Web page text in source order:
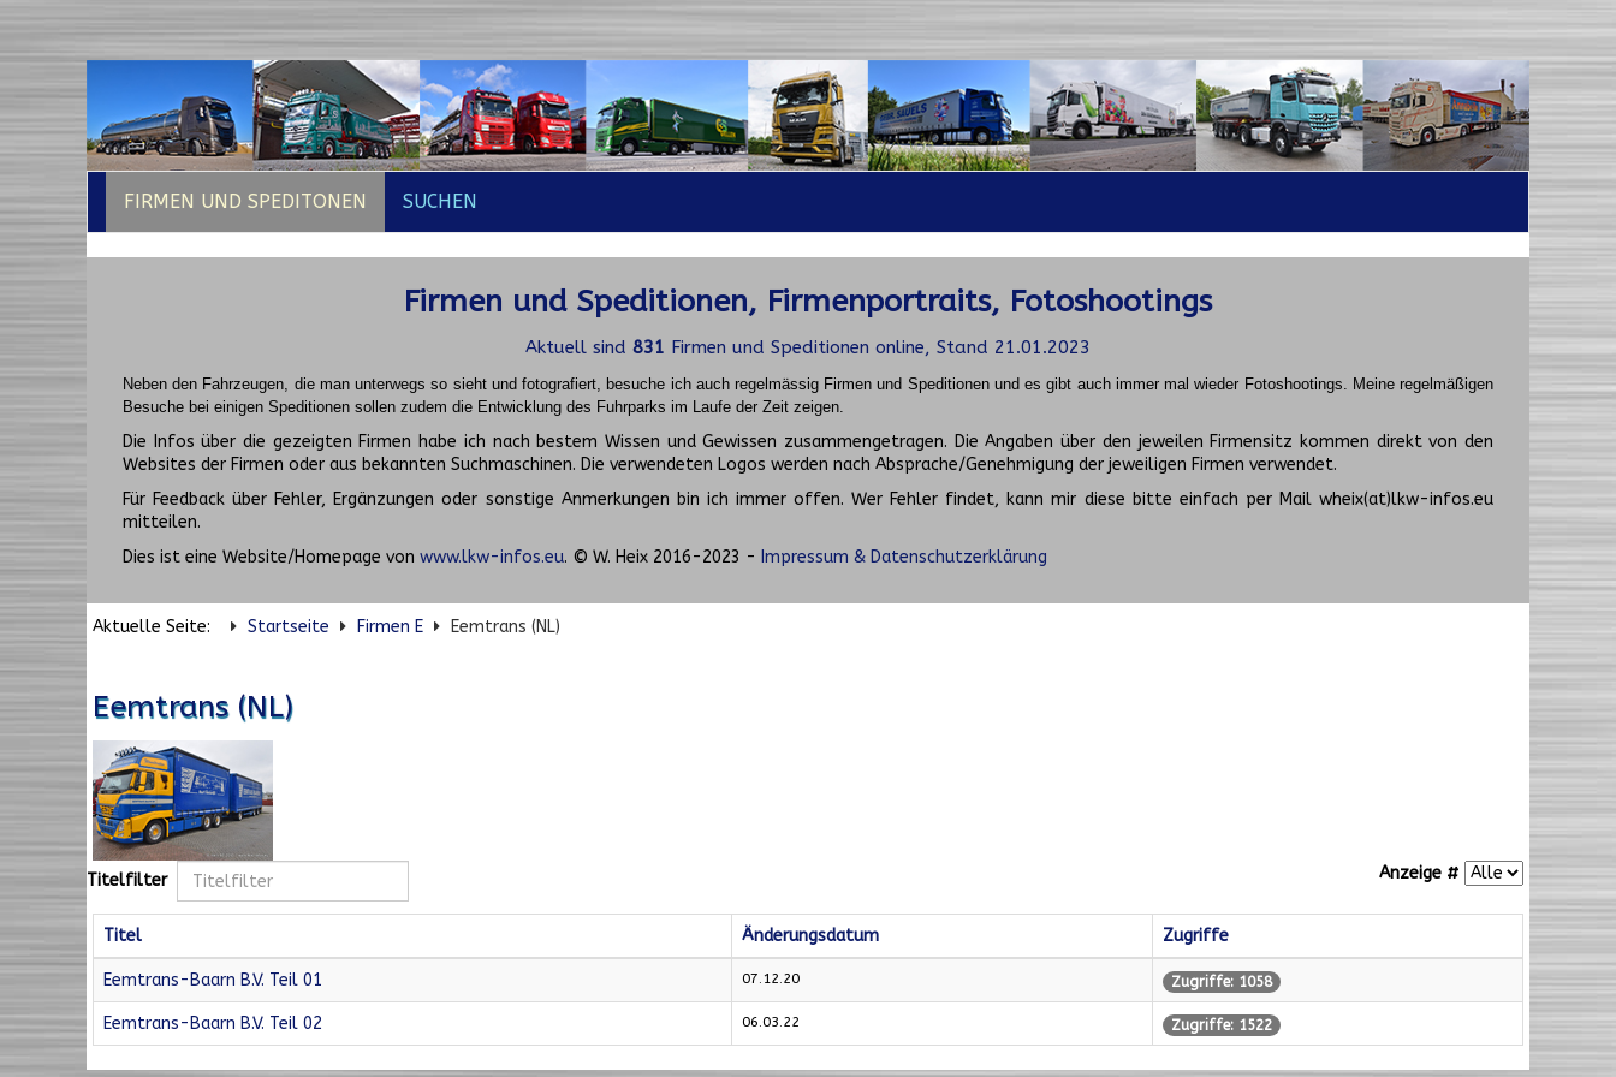
FIRMEN UND SPEDITONEN SUCHEN
Firmen und Speditionen, Firmenportraits, Fotoshootings
Aktuell sind 831 Firmen und Speditionen online, Stand 21.01.2023
Neben den Fahrzeugen, die man unterwegs so sieht und fotografiert, besuche ich auch regelmässig Firmen und Speditionen und es gibt auch immer mal wieder Fotoshootings. Meine regelmäßigen
Besuche bei einigen Speditionen sollen zudem die Entwicklung des Fuhrparks im Laufe der Zeit zeigen.
Die Infos über die gezeigten Firmen habe ich nach bestem Wissen und Gewissen zusammengetragen. Die Angaben über den jeweilen Firmensitz kommen direkt von den
Websites der Firmen oder aus bekannten Suchmaschinen. Die verwendeten Logos werden nach Absprache/Genehmigung der jeweiligen Firmen verwendet.
Für Feedback über Fehler, Ergänzungen oder sonstige Anmerkungen bin ich immer offen. Wer Fehler findet, kann mir diese bitte einfach per Mail wheix(at)lkw-infos.eu
mitteilen.
Dies ist eine Website/Homepage von www.lkw-infos.eu. © W. Heix 2016-2023 - Impressum & Datenschutzerklärung
Aktuelle Seite: Startseite Firmen E Eemtrans (NL)
Eemtrans (NL)
Titelfilter Anzeige #
Titel Änderungsdatum Zugriffe
Eemtrans-Baarn B.V. Teil 01 07.12.20 Zugriffe: 1058
Eemtrans-Baarn B.V. Teil 02 06.03.22 Zugriffe: 1522